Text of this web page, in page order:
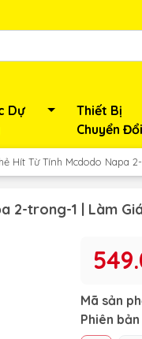
Dự
Thiết Bị
Chuyển Đổi
Hít Từ Tính Mcdodo Napa
2-trong-1 | Làm
Mã sản
Phiên bản